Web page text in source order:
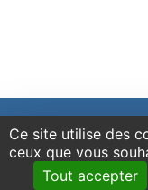
Copyright – Conseil
Mentions légales et
cookies–
Ce site utilise des
ceux que vous
Tout accepter